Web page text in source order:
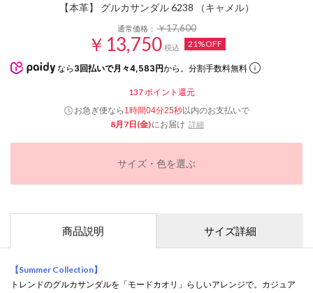
【本革】 グルカサンダル 6238 （キャメル）
通常価格：￥17,600
￥13,750 税込 21%OFF
なら 3回払いで月々4,583円から。分割手数料無料
137ポイント還元
お急ぎ便なら 1時間04分25秒以内のお支払いで
8月7日(金)にお届け 詳細
サイズ・色を選ぶ
商品説明 サイズ詳細
【Summer Collection】
トレンドのグルカサンダルを「モードカオリ」らしいアレンジで。カジュア